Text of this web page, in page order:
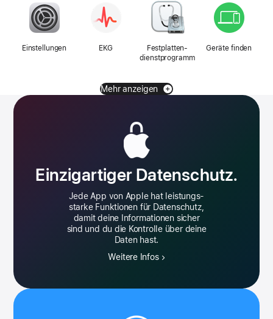
Einstellungen EKG
Festplatten­
dienstprogramm
Geräte finden
Jetzt läuft
Kamera Fern­
bedienung
Mehr anzeigen
Einzigartiger Datenschutz.
Jede App von Apple hat leistungs­
starke Funktionen für Datenschutz,
damit deine Informationen sicher
sind und du die Kontrolle über deine
Daten hast.
Weitere Infos